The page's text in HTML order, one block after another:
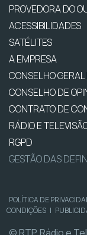
PROVEDORA DO
ACESSIBILIDADES
SATÉLITES
A EMPRESA
CONSELHO
CONSELHO DE
CONTRATO DE
RÁDIO E
RGPD
GESTÃO DAS
POLÍTICA DE
CONDIÇÕES |